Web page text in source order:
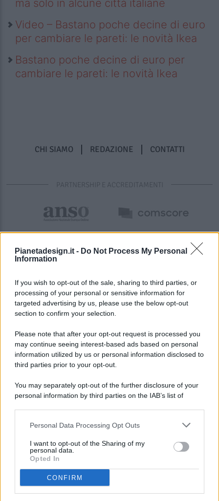
Pianetadesign.it - Do Not Process My Personal
Information
If you wish to opt-out of the sale, sharing to third parties, or
processing of your personal or sensitive information for
targeted advertising by us, please use the below opt-out
section to confirm your selection.
Please note that after your opt-out request is processed you
may continue seeing interest-based ads based on personal
information utilized by us or personal information disclosed to
third parties prior to your opt-out.
You may separately opt-out of the further disclosure of your
personal information by third parties on the IAB’s list of
This information may also be disclosed by us to third parties
disclose it to other third parties.
Personal Data Processing Opt Outs
I want to opt-out of the Sharing of my
personal data.
Opted In
CONFIRM
ma solo in alcune città italiane
Video – Bastano poche decine di euro
per cambiare le pareti: le novità Ikea
Bastano poche decine di euro per
cambiare le pareti: le novità Ikea
CHI SIAMO REDAZIONE CONTATTI
PARTNERSHIP E ACCREDITAMENTI
© 2026 - Pianeta Design - P.IVA 04827280654 - Testata
Registrata Al Tribunale Di Nocera Inferiore N. 8/2020 - RG N.
ISCRIZIONE AL ROC N. 35792 – ISCRITTA ALL’ANSO
(ASSOCIAZIONE NAZIONALE STAMPA ONLINE)
PREFERENZE PRIVACY